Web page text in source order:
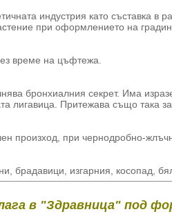
индустрия като съставка в
при оформлението на
време на цъфтежа.
бронхиалния секрет. Има
лигавица. Притежава също така
произход, при чернодробно-
брадавици, изгарния, косопад,
в "Здравница" под